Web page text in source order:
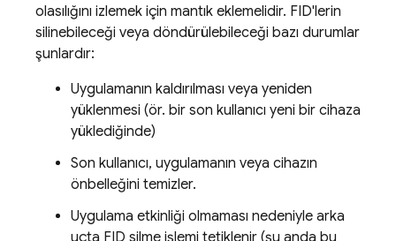
olasılığını izlemek için mantık eklemelidir. FID'lerin
silinebileceği veya döndürülebileceği bazı durumlar
şunlardır:
Uygulamanın kaldırılması veya yeniden
yüklenmesi (ör. bir son kullanıcı yeni bir cihaza
yüklediğinde)
Son kullanıcı, uygulamanın veya cihazın
önbelleğini temizler.
Uygulama etkinliği olmaması nedeniyle arka
uçta FID silme işlemi tetiklenir (şu anda bu